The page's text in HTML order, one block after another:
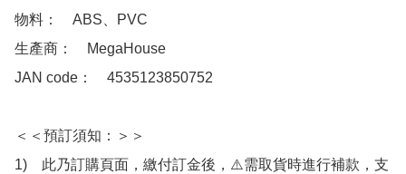
物料：　ABS、PVC
生產商：　MegaHouse
JAN code：　4535123850752
＜＜預訂須知：＞＞
1)　此乃訂購頁面，繳付訂金後，⚠️需取貨時進行補款，支